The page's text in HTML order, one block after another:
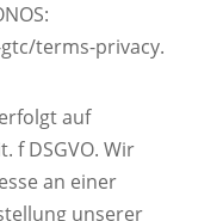
terms-privacy.
auf
f DSGVO. Wir
an einer
unserer